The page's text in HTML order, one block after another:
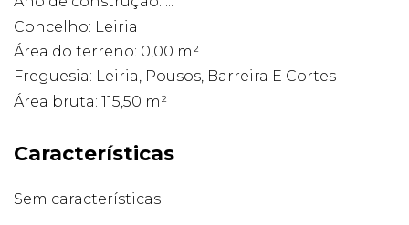
Concelho: Leiria
Área do terreno: 0,00 m²
Freguesia: Leiria, Pousos, Barreira E Cortes
Área bruta: 115,50 m²
Características
Sem características